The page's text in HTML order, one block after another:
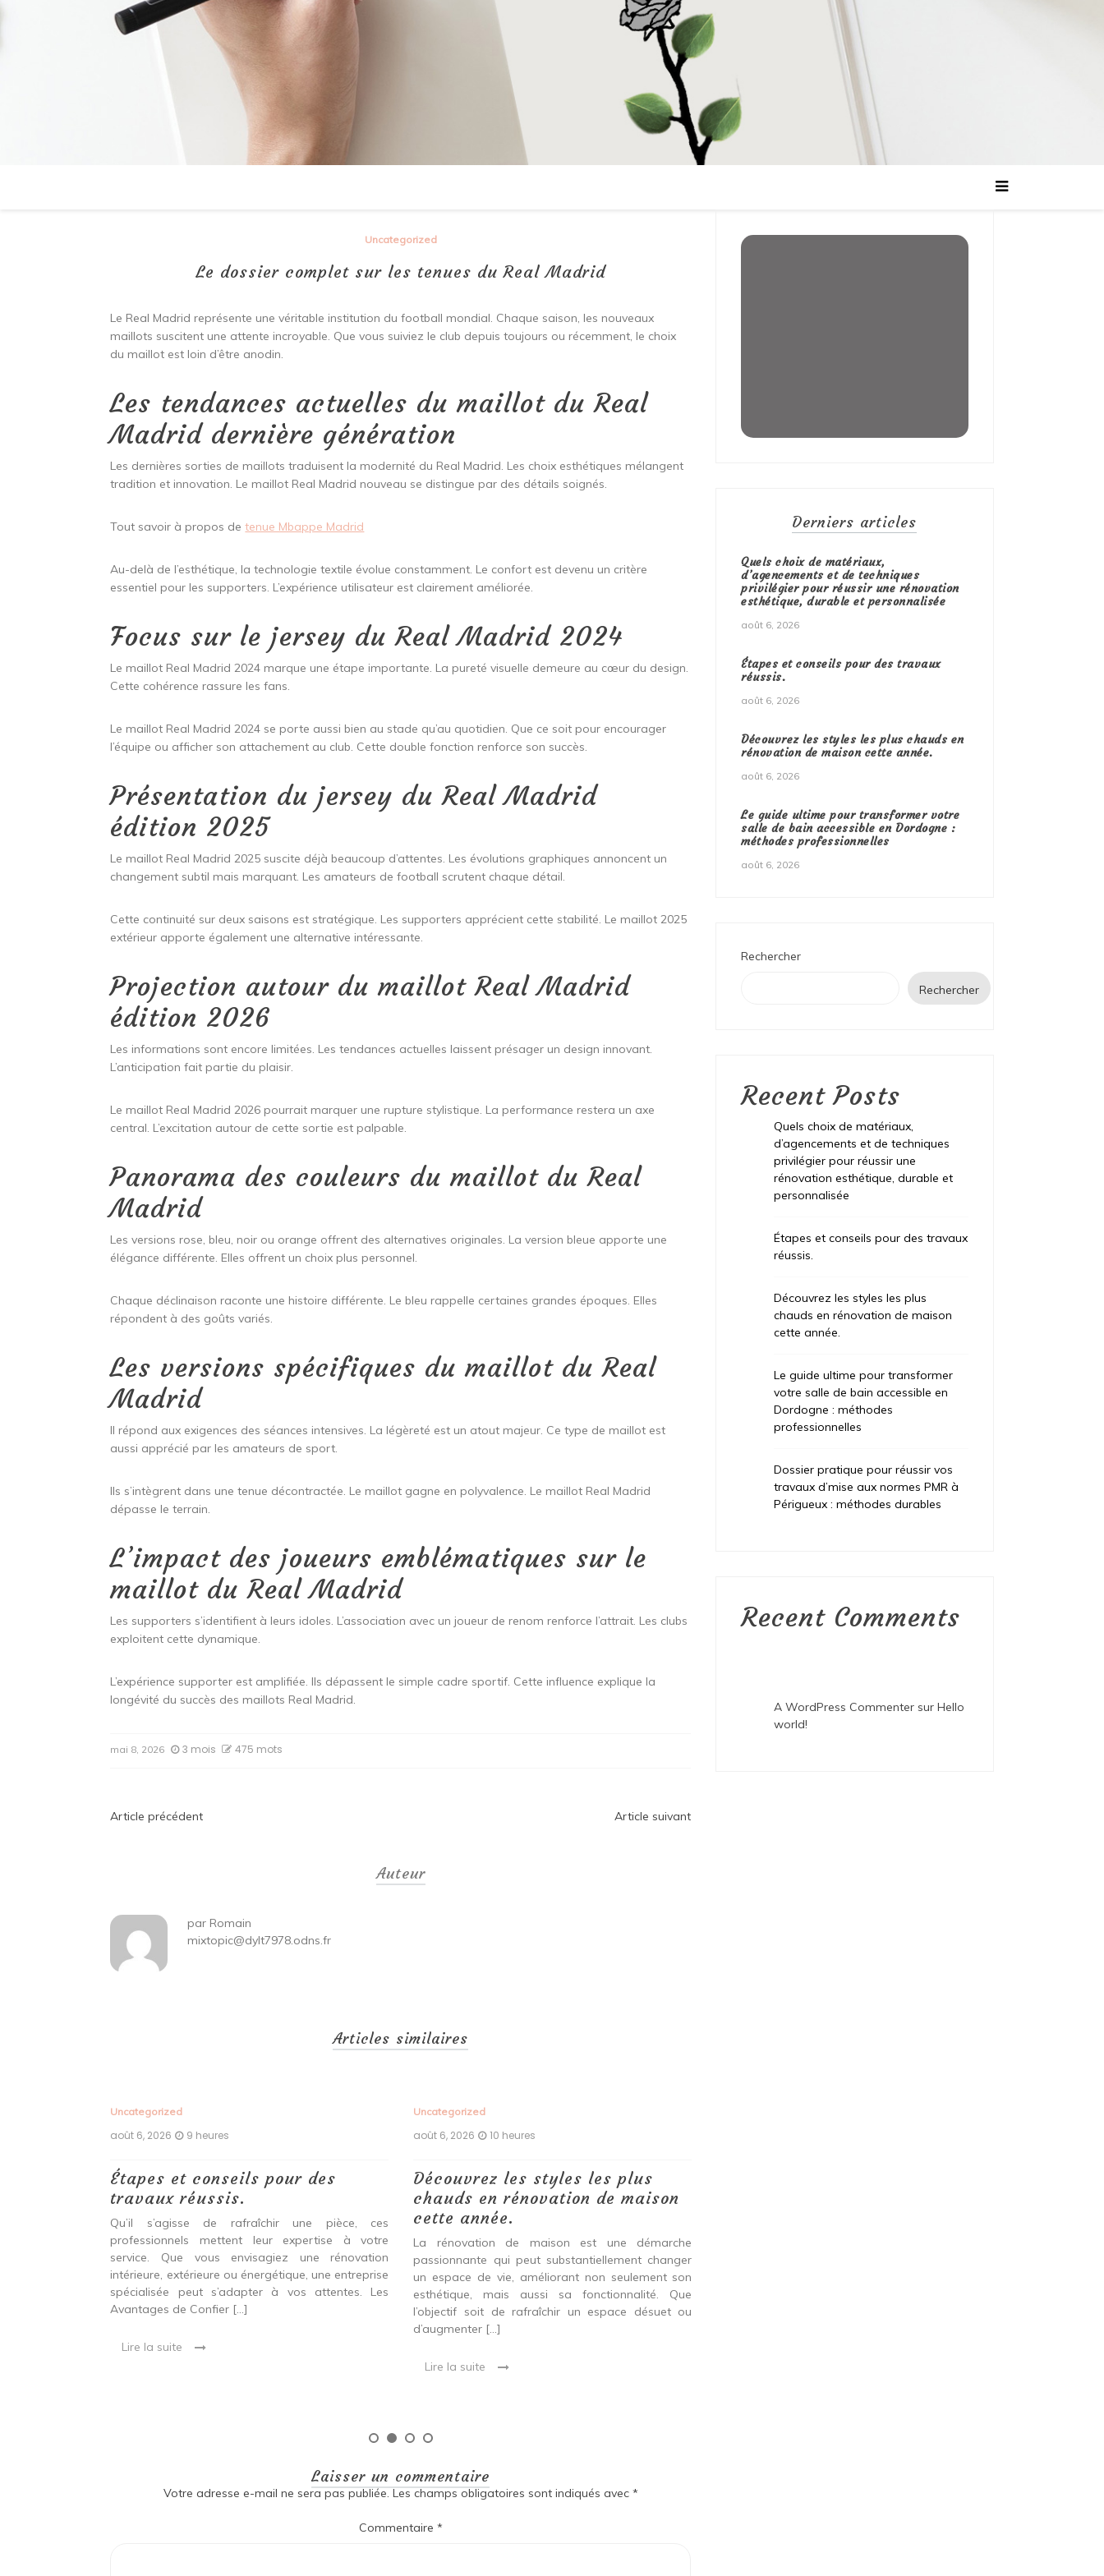
Uncategorized
Le dossier complet sur les tenues du Real Madrid
Le Real Madrid représente une véritable institution du football mondial. Chaque saison, les nouveaux
maillots suscitent une attente incroyable. Que vous suiviez le club depuis toujours ou récemment, le choix
du maillot est loin d’être anodin.
Les tendances actuelles du maillot du Real
Madrid dernière génération
Les dernières sorties de maillots traduisent la modernité du Real Madrid. Les choix esthétiques mélangent
tradition et innovation. Le maillot Real Madrid nouveau se distingue par des détails soignés.
Tout savoir à propos detenue Mbappe Madrid
Au-delà de l’esthétique, la technologie textile évolue constamment. Le confort est devenu un critère
essentiel pour les supporters. L’expérience utilisateur est clairement améliorée.
Focus sur le jersey du Real Madrid 2024
Le maillot Real Madrid 2024 marque une étape importante. La pureté visuelle demeure au cœur du design.
Cette cohérence rassure les fans.
Le maillot Real Madrid 2024 se porte aussi bien au stade qu’au quotidien. Que ce soit pour encourager
l’équipe ou afficher son attachement au club. Cette double fonction renforce son succès.
Présentation du jersey du Real Madrid
édition 2025
Le maillot Real Madrid 2025 suscite déjà beaucoup d’attentes. Les évolutions graphiques annoncent un
changement subtil mais marquant. Les amateurs de football scrutent chaque détail.
Cette continuité sur deux saisons est stratégique. Les supporters apprécient cette stabilité. Le maillot 2025
extérieur apporte également une alternative intéressante.
Projection autour du maillot Real Madrid
édition 2026
Les informations sont encore limitées. Les tendances actuelles laissent présager un design innovant.
L’anticipation fait partie du plaisir.
Le maillot Real Madrid 2026 pourrait marquer une rupture stylistique. La performance restera un axe
central. L’excitation autour de cette sortie est palpable.
Panorama des couleurs du maillot du Real
Madrid
Les versions rose, bleu, noir ou orange offrent des alternatives originales. La version bleue apporte une
élégance différente. Elles offrent un choix plus personnel.
Chaque déclinaison raconte une histoire différente. Le bleu rappelle certaines grandes époques. Elles
répondent à des goûts variés.
Les versions spécifiques du maillot du Real
Madrid
Il répond aux exigences des séances intensives. La légèreté est un atout majeur. Ce type de maillot est
aussi apprécié par les amateurs de sport.
Ils s’intègrent dans une tenue décontractée. Le maillot gagne en polyvalence. Le maillot Real Madrid
dépasse le terrain.
L’impact des joueurs emblématiques sur le
maillot du Real Madrid
Les supporters s’identifient à leurs idoles. L’association avec un joueur de renom renforce l’attrait. Les clubs
exploitent cette dynamique.
L’expérience supporter est amplifiée. Ils dépassent le simple cadre sportif. Cette influence explique la
longévité du succès des maillots Real Madrid.
mai 8, 2026 3 mois 475 mots
Navigation
Article précédent Article suivant
Auteur
par Romain
mixtopic@dylt7978.odns.fr
Articles similaires
Uncategorized
août 6, 2026 9 heures
Étapes et conseils pour des
travaux réussis.
Qu’il s’agisse de rafraîchir une pièce, ces
professionnels mettent leur expertise à votre
service. Que vous envisagiez une rénovation
intérieure, extérieure ou énergétique, une entreprise
spécialisée peut s’adapter à vos attentes. Les
Avantages de Confier […]
Lire la suite
Uncategorized
août 6, 2026 10 heures
Découvrez les styles les plus
chauds en rénovation de maison
cette année.
La rénovation de maison est une démarche
passionnante qui peut substantiellement changer
un espace de vie, améliorant non seulement son
esthétique, mais aussi sa fonctionnalité. Que
l’objectif soit de rafraîchir un espace désuet ou
d’augmenter […]
Lire la suite
Laisser un commentaire
Votre adresse e-mail ne sera pas publiée. Les champs obligatoires sont indiqués avec *
Commentaire *
Derniers articles
Quels choix de matériaux,
d’agencements et de techniques
privilégier pour réussir une rénovation
esthétique, durable et personnalisée
août 6, 2026
Étapes et conseils pour des travaux
réussis.
août 6, 2026
Découvrez les styles les plus chauds en
rénovation de maison cette année.
août 6, 2026
Le guide ultime pour transformer votre
salle de bain accessible en Dordogne :
méthodes professionnelles
août 6, 2026
Rechercher
Rechercher
Recent Posts
Quels choix de matériaux,
d’agencements et de techniques
privilégier pour réussir une
rénovation esthétique, durable et
personnalisée
Étapes et conseils pour des travaux
réussis.
Découvrez les styles les plus
chauds en rénovation de maison
cette année.
Le guide ultime pour transformer
votre salle de bain accessible en
Dordogne : méthodes
professionnelles
Dossier pratique pour réussir vos
travaux d’mise aux normes PMR à
Périgueux : méthodes durables
Recent Comments
A WordPress Commenter surHello
world!